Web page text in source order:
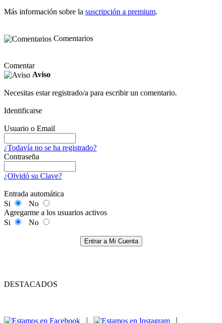
Más información sobre la suscripción a premium.
Comentarios
Comentar
Aviso
Necesitas estar registrado/a para escribir un comentario.
Identificarse
Usuario o Email
¿Todavía no se ha registrado?
Contraseña
¿Olvidó su Clave?
Entrada automática
Si
No
Agregarme a los usuarios activos
Si
No
Entrar a Mi Cuenta
DESTACADOS